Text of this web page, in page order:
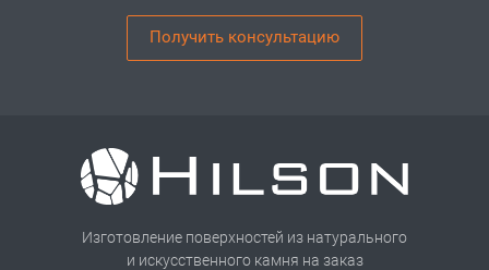
Получить консультацию
Изготовление поверхностей из натурального
и искусственного камня на заказ